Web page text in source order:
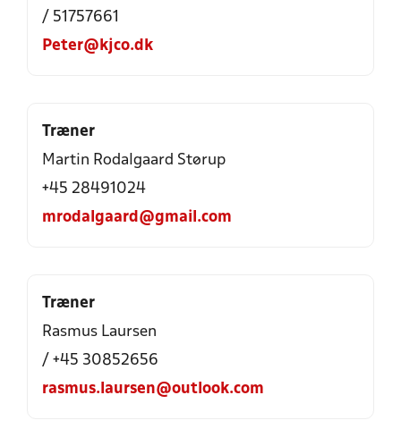
/ 51757661
Peter@kjco.dk
Træner
Martin Rodalgaard Størup
+45 28491024
mrodalgaard@gmail.com
Træner
Rasmus Laursen
/ +45 30852656
rasmus.laursen@outlook.com